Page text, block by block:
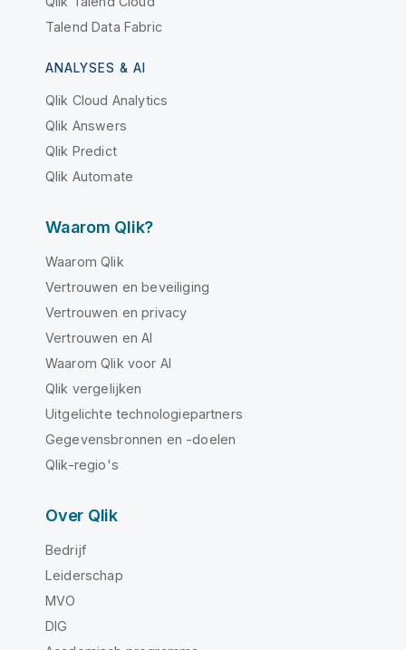
Talend Data Fabric
ANALYSES & AI
Qlik Cloud Analytics
Qlik Answers
Qlik Predict
Qlik Automate
Waarom Qlik?
Waarom Qlik
Vertrouwen en beveiliging
Vertrouwen en privacy
Vertrouwen en AI
Waarom Qlik voor AI
Qlik vergelijken
Uitgelichte technologiepartners
Gegevensbronnen en -doelen
Qlik-regio's
Over Qlik
Bedrijf
Leiderschap
MVO
DIG